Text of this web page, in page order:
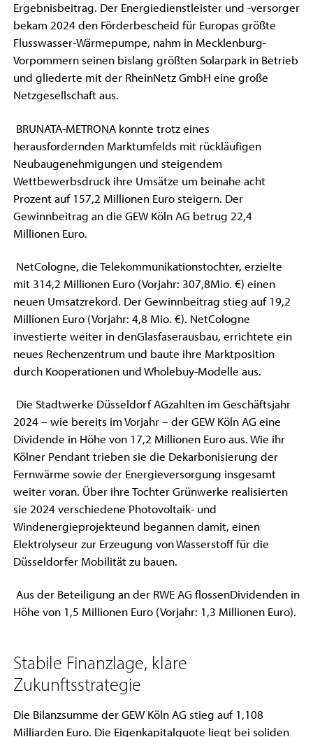
Ergebnisbeitrag. Der Energiedienstleister und -versorger
bekam 2024 den Förderbescheid für Europas größte
Flusswasser-Wärmepumpe, nahm in Mecklenburg-
Vorpommern seinen bislang größten Solarpark in Betrieb
und gliederte mit der RheinNetz GmbH eine große
Netzgesellschaft aus.
BRUNATA-METRONA konnte trotz eines
herausfordernden Marktumfelds mit rückläufigen
Neubaugenehmigungen und steigendem
Wettbewerbsdruck ihre Umsätze um beinahe acht
Prozent auf 157,2 Millionen Euro steigern. Der
Gewinnbeitrag an die GEW Köln AG betrug 22,4
Millionen Euro.
NetCologne, die Telekommunikationstochter, erzielte
mit 314,2 Millionen Euro (Vorjahr: 307,8Mio. €) einen
neuen Umsatzrekord. Der Gewinnbeitrag stieg auf 19,2
Millionen Euro (Vorjahr: 4,8 Mio. €). NetCologne
investierte weiter in denGlasfaserausbau, errichtete ein
neues Rechenzentrum und baute ihre Marktposition
durch Kooperationen und Wholebuy-Modelle aus.
Die Stadtwerke Düsseldorf AGzahlten im Geschäftsjahr
2024 – wie bereits im Vorjahr – der GEW Köln AG eine
Dividende in Höhe von 17,2 Millionen Euro aus. Wie ihr
Kölner Pendant trieben sie die Dekarbonisierung der
Fernwärme sowie der Energieversorgung insgesamt
weiter voran. Über ihre Tochter Grünwerke realisierten
sie 2024 verschiedene Photovoltaik- und
Windenergieprojekteund begannen damit, einen
Elektrolyseur zur Erzeugung von Wasserstoff für die
Düsseldorfer Mobilität zu bauen.
Aus der Beteiligung an der RWE AG flossenDividenden in
Höhe von 1,5 Millionen Euro (Vorjahr: 1,3 Millionen Euro).
Stabile Finanzlage, klare
Zukunftsstrategie
Die Bilanzsumme der GEW Köln AG stieg auf 1,108
Milliarden Euro. Die Eigenkapitalquote liegt bei soliden